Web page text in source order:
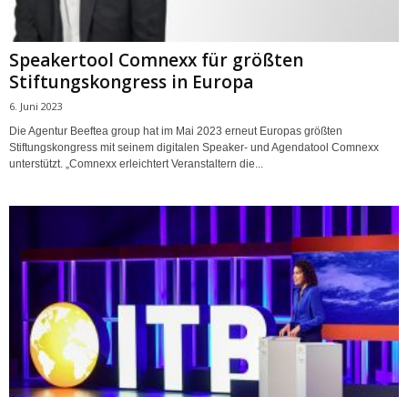
Speakertool Comnexx für größten
Stiftungskongress in Europa
6. Juni 2023
Die Agentur Beeftea group hat im Mai 2023 erneut Europas größten
Stiftungskongress mit seinem digitalen Speaker- und Agendatool Comnexx
unterstützt. „Comnexx erleichtert Veranstaltern die...